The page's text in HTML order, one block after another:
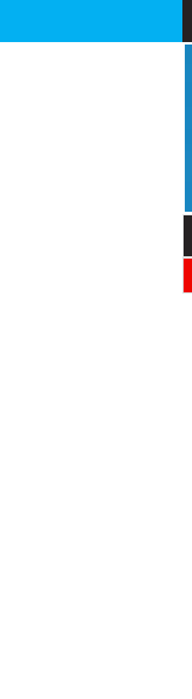
পাশের ডোবায় মিললো